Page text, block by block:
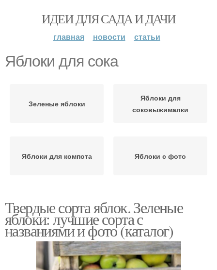
ИДЕИ ДЛЯ САДА И ДАЧИ
главная новости статьи
Яблоки для сока
Зеленые яблоки
Яблоки для
соковыжималки
Яблоки для компота Яблоки с фото
Твердые сорта яблок. Зеленые
яблоки: лучшие сорта с
названиями и фото (каталог)